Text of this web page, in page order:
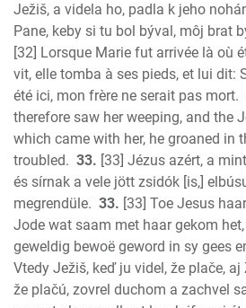
Ježiš, a videla ho, padla k jeho
Pane, keby si tu bol býval, môj brat
[32] Lorsque Marie fut arrivée là où
vit, elle tomba à ses pieds, et lui dit:
été ici, mon frère ne serait pas mort.
therefore saw her weeping, and the
which came with her, he groaned in
troubled. 33. [33] Jézus azért, a
és sírnak a vele jött zsidók [is,]
megrendüle. 33. [33] Toe Jesus
Jode wat saam met haar gekom
geweldig bewoë geword in sy gees
Vtedy Ježiš, keď ju videl, že plače,
že plačú, zovrel duchom a zachvel